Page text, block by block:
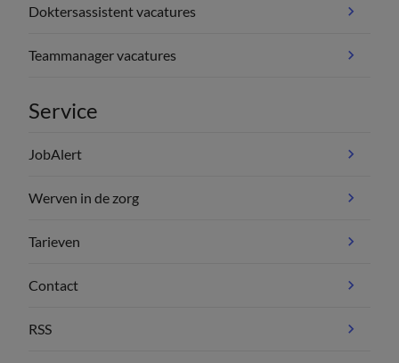
Doktersassistent vacatures
Teammanager vacatures
Service
JobAlert
Werven in de zorg
Tarieven
Contact
RSS